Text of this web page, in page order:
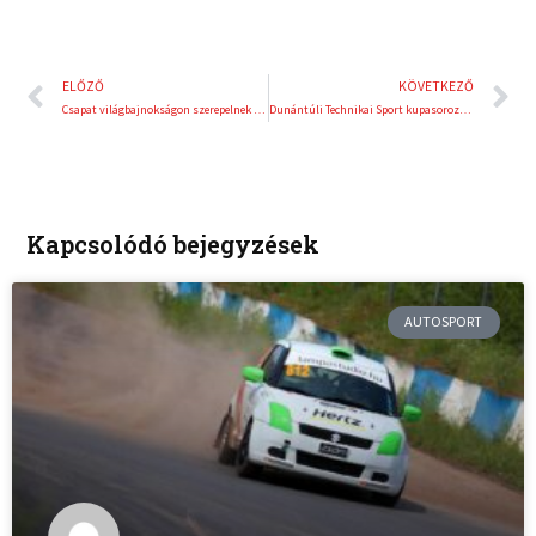
Előző
ELŐZŐ
Csapat világbajnokságon szerepelnek a magyar karatésok
KÖVETKEZŐ
Dunántúli Technikai Sport kupasorozat, a DTS Cup 2024 rövid összefoglalója
Kapcsolódó bejegyzések
AUTOSPORT